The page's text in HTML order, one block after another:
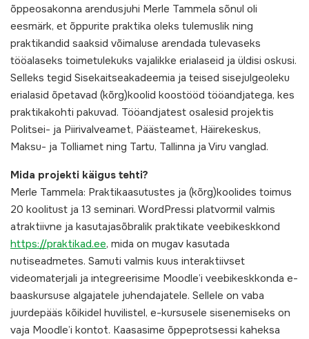
õppeosakonna arendusjuhi Merle Tammela sõnul oli
eesmärk, et õppurite praktika oleks tulemuslik ning
praktikandid saaksid võimaluse arendada tulevaseks
tööalaseks toimetulekuks vajalikke erialaseid ja üldisi oskusi.
Selleks tegid Sisekaitseakadeemia ja teised sisejulgeoleku
erialasid õpetavad (kõrg)koolid koostööd tööandjatega, kes
praktikakohti pakuvad. Tööandjatest osalesid projektis
Politsei- ja Piirivalveamet, Päästeamet, Häirekeskus,
Maksu- ja Tolliamet ning Tartu, Tallinna ja Viru vanglad.
Mida projekti käigus tehti?
Merle Tammela: Praktikaasutustes ja (kõrg)koolides toimus
20 koolitust ja 13 seminari. WordPressi platvormil valmis
atraktiivne ja kasutajasõbralik praktikate veebikeskkond
https://praktikad.ee, mida on mugav kasutada
nutiseadmetes. Samuti valmis kuus interaktiivset
videomaterjali ja integreerisime Moodle’i veebikeskkonda e-
baaskursuse algajatele juhendajatele. Sellele on vaba
juurdepääs kõikidel huvilistel, e-kursusele sisenemiseks on
vaja Moodle’i kontot. Kaasasime õppeprotsessi kaheksa